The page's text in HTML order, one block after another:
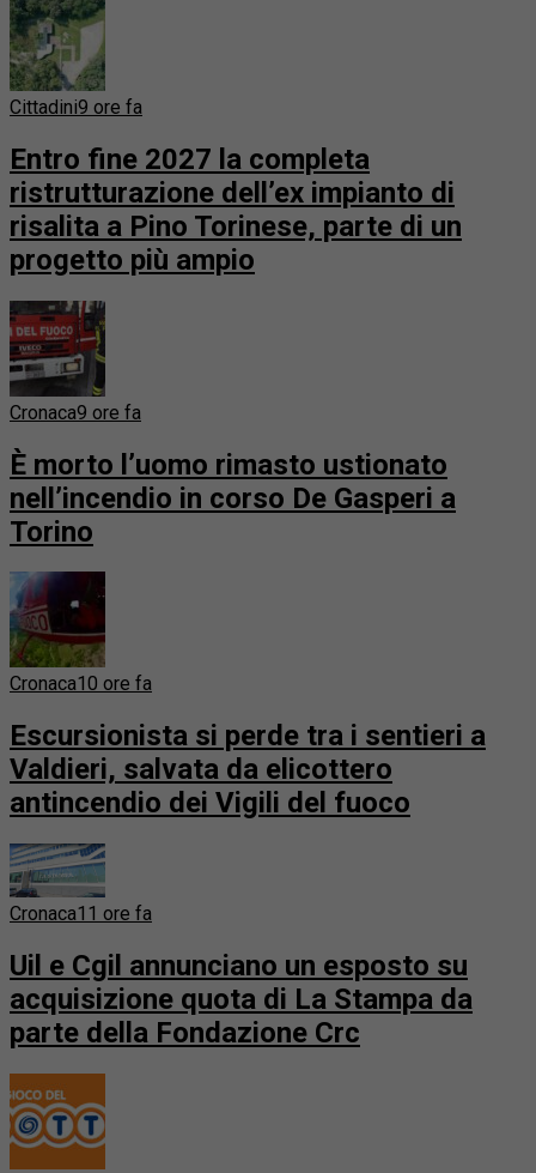
Cittadini9 ore fa
Entro fine 2027 la completa
ristrutturazione dell’ex impianto di
risalita a Pino Torinese, parte di un
progetto più ampio
Cronaca9 ore fa
È morto l’uomo rimasto ustionato
nell’incendio in corso De Gasperi a
Torino
Cronaca10 ore fa
Escursionista si perde tra i sentieri a
Valdieri, salvata da elicottero
antincendio dei Vigili del fuoco
Cronaca11 ore fa
Uil e Cgil annunciano un esposto su
acquisizione quota di La Stampa da
parte della Fondazione Crc